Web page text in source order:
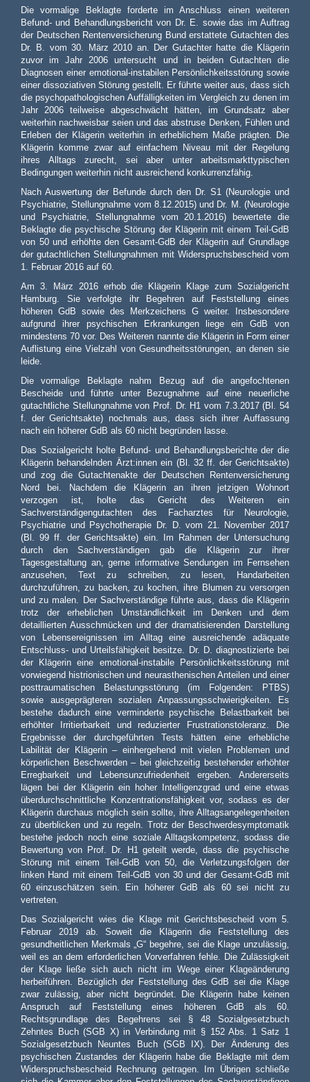
Die vormalige Beklagte forderte im Anschluss einen weiteren
Befund- und Behandlungsbericht von Dr. E. sowie das im Auftrag
der Deutschen Rentenversicherung Bund erstattete Gutachten des
Dr. B. vom 30. März 2010 an. Der Gutachter hatte die Klägerin
zuvor im Jahr 2006 untersucht und in beiden Gutachten die
Diagnosen einer emotional-instabilen Persönlichkeitsstörung sowie
einer dissoziativen Störung gestellt. Er führte weiter aus, dass sich
die psychopathologischen Auffälligkeiten im Vergleich zu denen im
Jahr 2006 teilweise abgeschwächt hätten, im Grundsatz aber
weiterhin nachweisbar seien und das abstruse Denken, Fühlen und
Erleben der Klägerin weiterhin in erheblichem Maße prägten. Die
Klägerin komme zwar auf einfachem Niveau mit der Regelung
ihres Alltags zurecht, sei aber unter arbeitsmarkttypischen
Bedingungen weiterhin nicht ausreichend konkurrenzfähig.
Nach Auswertung der Befunde durch den Dr. S1 (Neurologie und
Psychiatrie, Stellungnahme vom 8.12.2015) und Dr. M. (Neurologie
und Psychiatrie, Stellungnahme vom 20.1.2016) bewertete die
Beklagte die psychische Störung der Klägerin mit einem Teil-GdB
von 50 und erhöhte den Gesamt-GdB der Klägerin auf Grundlage
der gutachtlichen Stellungnahmen mit Widerspruchsbescheid vom
1. Februar 2016 auf 60.
Am 3. März 2016 erhob die Klägerin Klage zum Sozialgericht
Hamburg. Sie verfolgte ihr Begehren auf Feststellung eines
höheren GdB sowie des Merkzeichens G weiter. Insbesondere
aufgrund ihrer psychischen Erkrankungen liege ein GdB von
mindestens 70 vor. Des Weiteren nannte die Klägerin in Form einer
Auflistung eine Vielzahl von Gesundheitsstörungen, an denen sie
leide.
Die vormalige Beklagte nahm Bezug auf die angefochtenen
Bescheide und führte unter Bezugnahme auf eine neuerliche
gutachtliche Stellungnahme von Prof. Dr. H1 vom 7.3.2017 (Bl. 54
f. der Gerichtsakte) nochmals aus, dass sich ihrer Auffassung
nach ein höherer GdB als 60 nicht begründen lasse.
Das Sozialgericht holte Befund- und Behandlungsberichte der die
Klägerin behandelnden Ärzt:innen ein (Bl. 32 ff. der Gerichtsakte)
und zog die Gutachtenakte der Deutschen Rentenversicherung
Nord bei. Nachdem die Klägerin an ihren jetzigen Wohnort
verzogen ist, holte das Gericht des Weiteren ein
Sachverständigengutachten des Facharztes für Neurologie,
Psychiatrie und Psychotherapie Dr. D. vom 21. November 2017
(Bl. 99 ff. der Gerichtsakte) ein. Im Rahmen der Untersuchung
durch den Sachverständigen gab die Klägerin zur ihrer
Tagesgestaltung an, gerne informative Sendungen im Fernsehen
anzusehen, Text zu schreiben, zu lesen, Handarbeiten
durchzuführen, zu backen, zu kochen, ihre Blumen zu versorgen
und zu malen. Der Sachverständige führte aus, dass die Klägerin
trotz der erheblichen Umständlichkeit im Denken und dem
detaillierten Ausschmücken und der dramatisierenden Darstellung
von Lebensereignissen im Alltag eine ausreichende adäquate
Entschluss- und Urteilsfähigkeit besitze. Dr. D. diagnostizierte bei
der Klägerin eine emotional-instabile Persönlichkeitsstörung mit
vorwiegend histrionischen und neurasthenischen Anteilen und einer
posttraumatischen Belastungsstörung (im Folgenden: PTBS)
sowie ausgeprägteren sozialen Anpassungsschwierigkeiten. Es
bestehe dadurch eine verminderte psychische Belastbarkeit bei
erhöhter Irritierbarkeit und reduzierter Frustrationstoleranz. Die
Ergebnisse der durchgeführten Tests hätten eine erhebliche
Labilität der Klägerin – einhergehend mit vielen Problemen und
körperlichen Beschwerden – bei gleichzeitig bestehender erhöhter
Erregbarkeit und Lebensunzufriedenheit ergeben. Andererseits
lägen bei der Klägerin ein hoher Intelligenzgrad und eine etwas
überdurchschnittliche Konzentrationsfähigkeit vor, sodass es der
Klägerin durchaus möglich sein sollte, ihre Alltagsangelegenheiten
zu überblicken und zu regeln. Trotz der Beschwerdesymptomatik
bestehe jedoch noch eine soziale Alltagskompetenz, sodass die
Bewertung von Prof. Dr. H1 geteilt werde, dass die psychische
Störung mit einem Teil-GdB von 50, die Verletzungsfolgen der
linken Hand mit einem Teil-GdB von 30 und der Gesamt-GdB mit
60 einzuschätzen sein. Ein höherer GdB als 60 sei nicht zu
vertreten.
Das Sozialgericht wies die Klage mit Gerichtsbescheid vom 5.
Februar 2019 ab. Soweit die Klägerin die Feststellung des
gesundheitlichen Merkmals „G“ begehre, sei die Klage unzulässig,
weil es an dem erforderlichen Vorverfahren fehle. Die Zulässigkeit
der Klage ließe sich auch nicht im Wege einer Klageänderung
herbeiführen. Bezüglich der Feststellung des GdB sei die Klage
zwar zulässig, aber nicht begründet. Die Klägerin habe keinen
Anspruch auf Feststellung eines höheren GdB als 60.
Rechtsgrundlage des Begehrens sei § 48 Sozialgesetzbuch
Zehntes Buch (SGB X) in Verbindung mit § 152 Abs. 1 Satz 1
Sozialgesetzbuch Neuntes Buch (SGB IX). Der Änderung des
psychischen Zustandes der Klägerin habe die Beklagte mit dem
Widerspruchsbescheid Rechnung getragen. Im Übrigen schließe